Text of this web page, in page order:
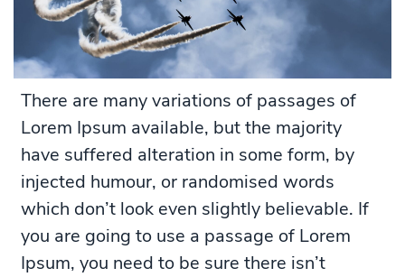
There are many variations of passages of
Lorem Ipsum available, but the majority
have suffered alteration in some form, by
injected humour, or randomised words
which don’t look even slightly believable. If
you are going to use a passage of Lorem
Ipsum, you need to be sure there isn’t